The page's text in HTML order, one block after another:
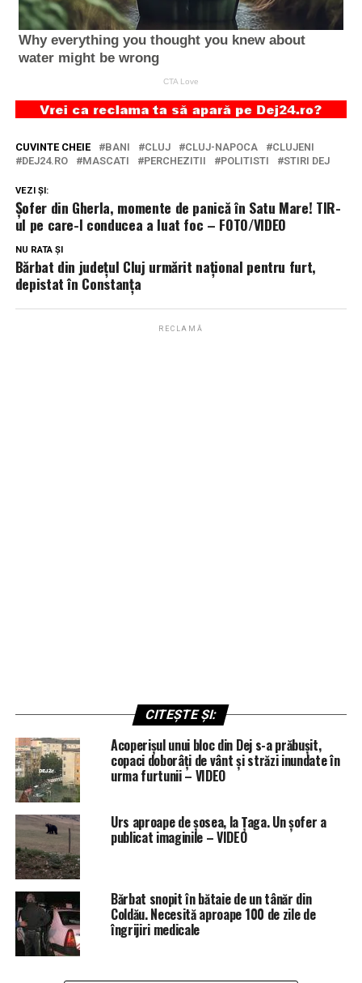
CUVINTE CHEIE BANI CLUJ CLUJ-NAPOCA
CLUJENI
DEJ24.RO
MASCATI PERCHEZITII POLITISTI STIRI DEJ
VEZI ȘI:
Șofer din Gherla, momente de panică în Satu Mare! TIR-
ul pe care-l conducea a luat foc – FOTO/VIDEO
NU RATA ȘI
Bărbat din județul Cluj urmărit național pentru furt,
depistat în Constanța
RECLAMĂ
CITEȘTE ȘI:
Acoperișul unui bloc din Dej s-a prăbușit,
copaci doborâți de vânt și străzi inundate în
urma furtunii – VIDEO
Urs aproape de șosea, la Țaga. Un șofer a
publicat imaginile – VIDEO
Bărbat snopit în bătaie de un tânăr din
Coldău. Necesită aproape 100 de zile de
îngrijiri medicale